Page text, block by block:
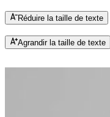
Réduire la taille de texte
Agrandir la taille de texte